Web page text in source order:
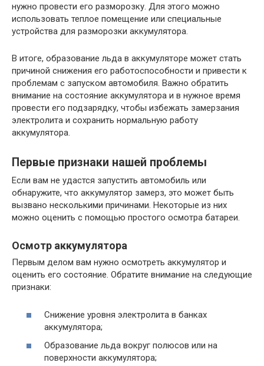
нужно провести его разморозку. Для этого можно
использовать теплое помещение или специальные
устройства для разморозки аккумулятора.
В итоге, образование льда в аккумуляторе может стать
причиной снижения его работоспособности и привести к
проблемам с запуском автомобиля. Важно обратить
внимание на состояние аккумулятора и в нужное время
провести его подзарядку, чтобы избежать замерзания
электролита и сохранить нормальную работу
аккумулятора.
Первые признаки нашей проблемы
Если вам не удастся запустить автомобиль или
обнаружите, что аккумулятор замерз, это может быть
вызвано несколькими причинами. Некоторые из них
можно оценить с помощью простого осмотра батареи.
Осмотр аккумулятора
Первым делом вам нужно осмотреть аккумулятор и
оценить его состояние. Обратите внимание на следующие
признаки:
Снижение уровня электролита в банках
аккумулятора;
Образование льда вокруг полюсов или на
поверхности аккумулятора;